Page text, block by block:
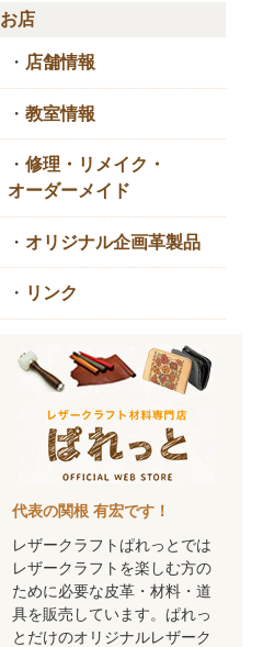
お店
・ 店舗情報
・ 教室情報
・ 修理・リメイク・
オーダーメイド
・ オリジナル企画革製品
・ リンク
代表の関根 有宏です！
レザークラフトぱれっとでは
レザークラフトを楽しむ方の
ために必要な皮革・材料・道
具を販売しています。ぱれっ
とだけのオリジナルレザーク